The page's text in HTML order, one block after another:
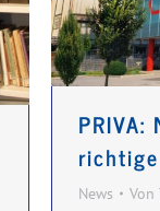
News Von